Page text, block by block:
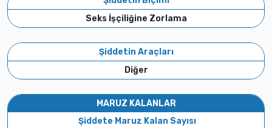
Seks İşçiliğine Zorlama
Şiddetin Araçları
Diğer
MARUZ KALANLAR
Şiddete Maruz Kalan Sayısı